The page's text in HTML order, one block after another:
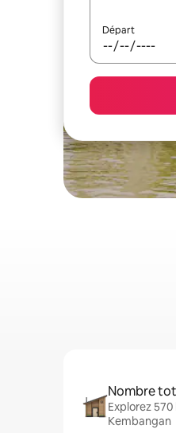
Départ
Nombre
Explorez
Kembangan